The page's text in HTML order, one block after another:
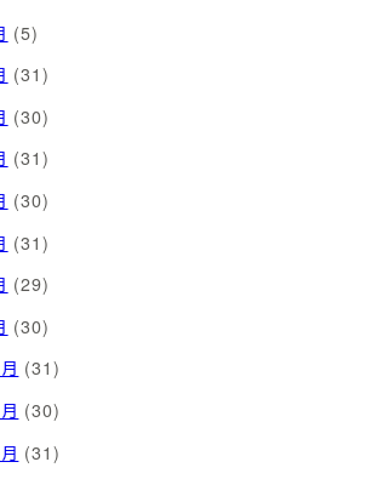
(5)
(31)
(30)
(31)
(30)
(31)
(29)
(30)
(31)
(30)
(31)